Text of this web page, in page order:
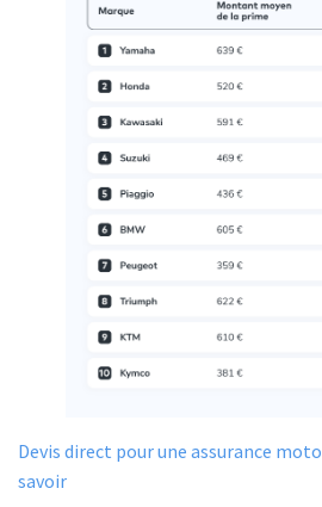
Devis direct pour une assurance
savoir